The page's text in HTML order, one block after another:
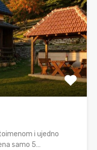
i ujedno
samo 5…